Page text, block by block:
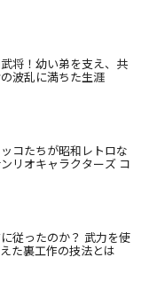
将！幼い弟を支え、共
波乱に満ちた生涯
コたちが昭和レトロな
リオキャラクターズ コ
従ったのか？ 武力を使
た裏工作の技法とは